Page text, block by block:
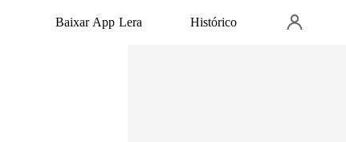
Baixar App Lera Histórico